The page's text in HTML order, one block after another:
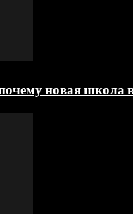
новая школа